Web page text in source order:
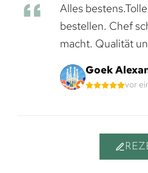
Alles
bestellen. Chef
macht. Qualität
Goek
vor